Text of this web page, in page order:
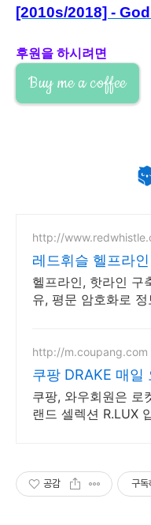
[2010s/2018] -
후원을 하시려면
Buy me a coffee
http://
레드휘슬 헬프라인
헬프라인, 핫라인 구
유, 평문 암호화로
http://m.coupang.com
쿠팡 DRAKE 매일
쿠팡, 와우회원은 로
랜드 셀렉션 R.LUX
공감 구독